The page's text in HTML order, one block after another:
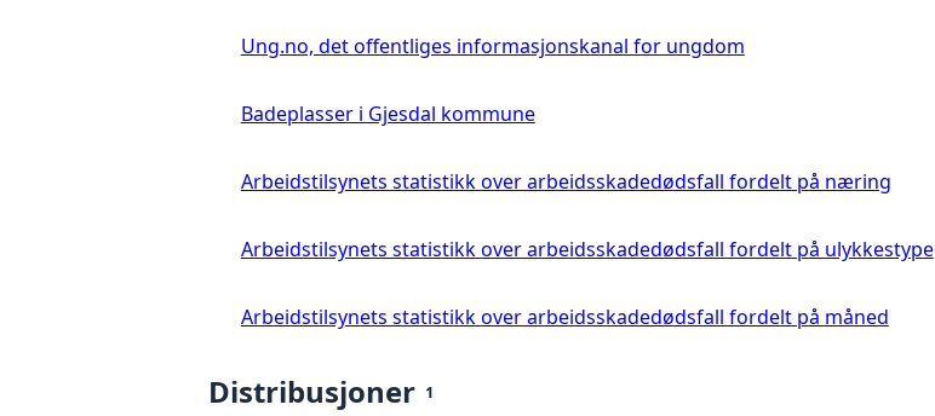
Ung.no, det offentliges informasjonskanal for ungdom
Badeplasser i Gjesdal kommune
Arbeidstilsynets statistikk over arbeidsskadedødsfall fordelt på næring
Arbeidstilsynets statistikk over arbeidsskadedødsfall fordelt på ulykkestype
Arbeidstilsynets statistikk over arbeidsskadedødsfall fordelt på måned
Distribusjoner 1